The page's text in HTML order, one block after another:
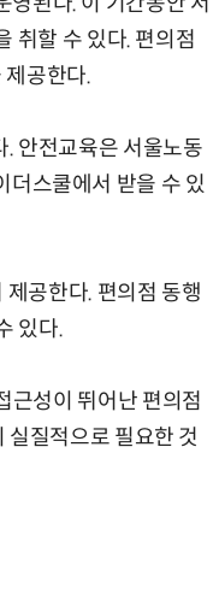
취할 수 있다. 편의점
공한다.
안전교육은 서울노동
더스쿨에서 받을 수 있
공한다. 편의점 동행
있다.
근성이 뛰어난 편의점
실질적으로 필요한 것